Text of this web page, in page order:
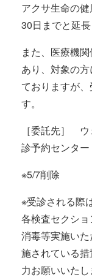
アクサ生命の
30日までと延長
また、医療機
あり、対象の
ておりますが
す。
［委託先］
診予約センター
※5/7削除
※受診される際
各検査セクシ
消毒等実施い
施されている
力お願いいたし